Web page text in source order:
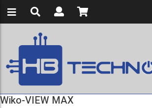
Wiko-VIEW MAX